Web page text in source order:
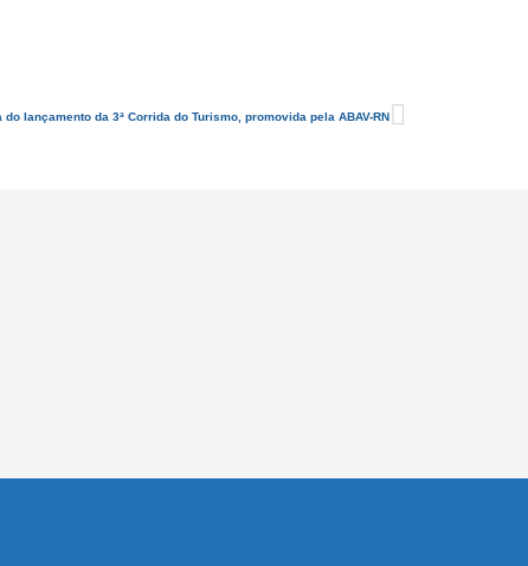
lançamento da 3ª Corrida do Turismo, promovida pela ABAV-RN